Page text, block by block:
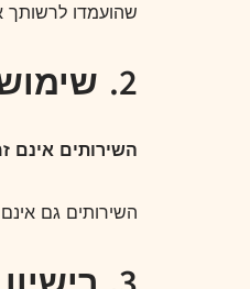
שהועמדו
2. שימוש בשירותים על ידי קטינים ואנשים אסורים
השירותים אינם זמינים
השירותים גם